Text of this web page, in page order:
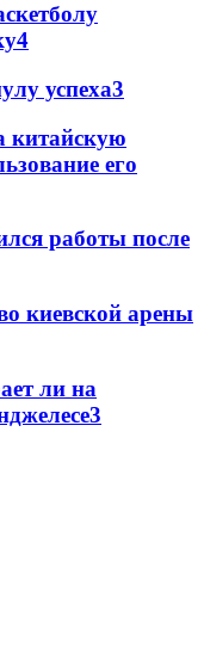
4
успеха3
китайскую
его
работы после
киевской арены
ли на
3